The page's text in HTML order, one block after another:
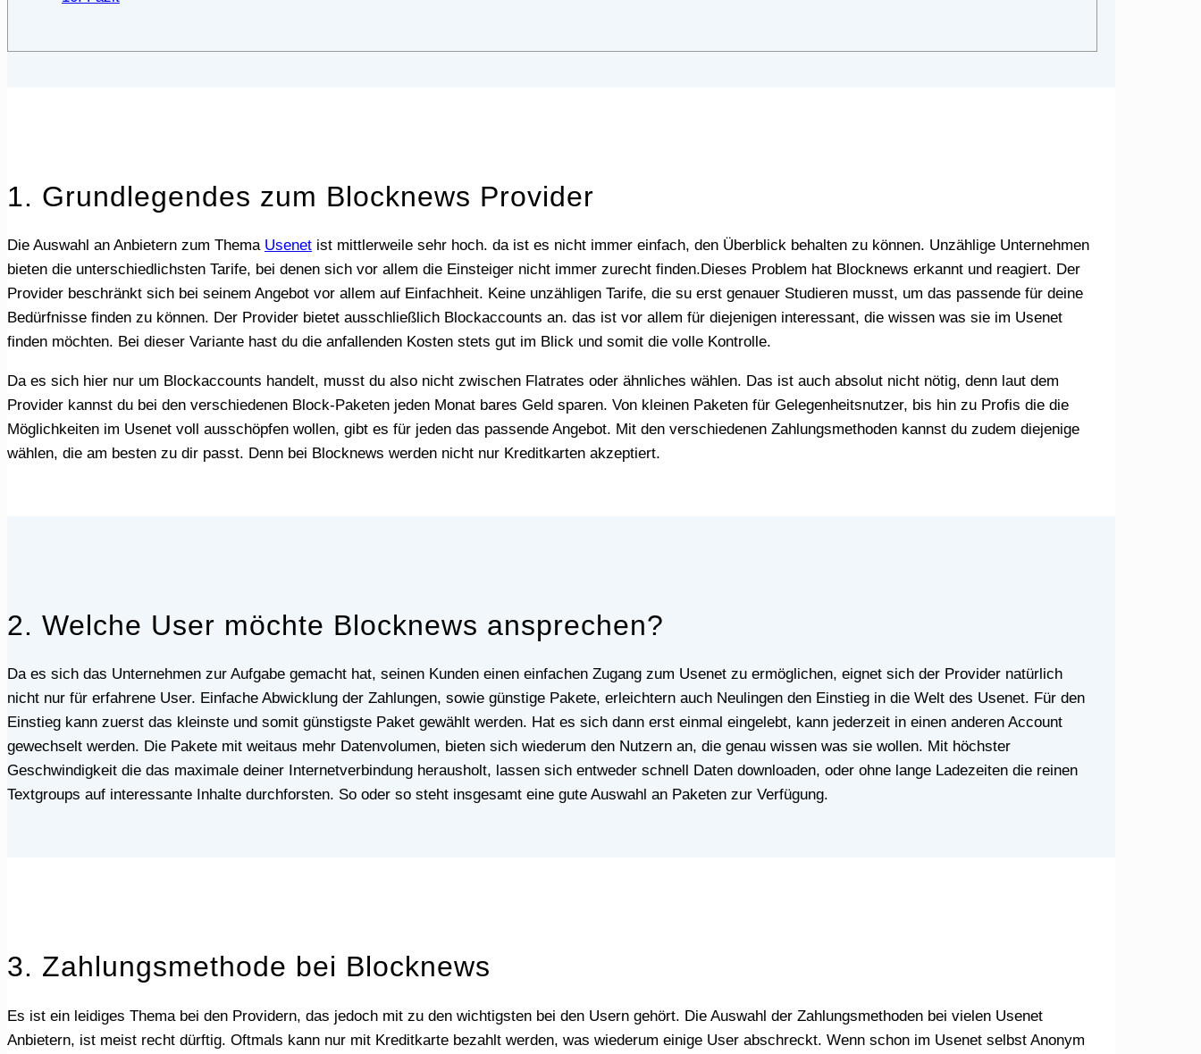
1. Grundlegendes zum Blocknews Provider
Die Auswahl an Anbietern zum Thema Usenet ist mittlerweile sehr hoch. da ist es nicht immer einfach, den Überblick behalten zu können. Unzählige Unternehmen
bieten die unterschiedlichsten Tarife, bei denen sich vor allem die Einsteiger nicht immer zurecht finden.Dieses Problem hat Blocknews erkannt und reagiert. Der
Provider beschränkt sich bei seinem Angebot vor allem auf Einfachheit. Keine unzähligen Tarife, die su erst genauer Studieren musst, um das passende für deine
Bedürfnisse finden zu können. Der Provider bietet ausschließlich Blockaccounts an. das ist vor allem für diejenigen interessant, die wissen was sie im Usenet
finden möchten. Bei dieser Variante hast du die anfallenden Kosten stets gut im Blick und somit die volle Kontrolle.
Da es sich hier nur um Blockaccounts handelt, musst du also nicht zwischen Flatrates oder ähnliches wählen. Das ist auch absolut nicht nötig, denn laut dem
Provider kannst du bei den verschiedenen Block-Paketen jeden Monat bares Geld sparen. Von kleinen Paketen für Gelegenheitsnutzer, bis hin zu Profis die die
Möglichkeiten im Usenet voll ausschöpfen wollen, gibt es für jeden das passende Angebot. Mit den verschiedenen Zahlungsmethoden kannst du zudem diejenige
wählen, die am besten zu dir passt. Denn bei Blocknews werden nicht nur Kreditkarten akzeptiert.
2. Welche User möchte Blocknews ansprechen?
Da es sich das Unternehmen zur Aufgabe gemacht hat, seinen Kunden einen einfachen Zugang zum Usenet zu ermöglichen, eignet sich der Provider natürlich
nicht nur für erfahrene User. Einfache Abwicklung der Zahlungen, sowie günstige Pakete, erleichtern auch Neulingen den Einstieg in die Welt des Usenet. Für den
Einstieg kann zuerst das kleinste und somit günstigste Paket gewählt werden. Hat es sich dann erst einmal eingelebt, kann jederzeit in einen anderen Account
gewechselt werden. Die Pakete mit weitaus mehr Datenvolumen, bieten sich wiederum den Nutzern an, die genau wissen was sie wollen. Mit höchster
Geschwindigkeit die das maximale deiner Internetverbindung herausholt, lassen sich entweder schnell Daten downloaden, oder ohne lange Ladezeiten die reinen
Textgroups auf interessante Inhalte durchforsten. So oder so steht insgesamt eine gute Auswahl an Paketen zur Verfügung.
3. Zahlungsmethode bei Blocknews
Es ist ein leidiges Thema bei den Providern, das jedoch mit zu den wichtigsten bei den Usern gehört. Die Auswahl der Zahlungsmethoden bei vielen Usenet
Anbietern, ist meist recht dürftig. Oftmals kann nur mit Kreditkarte bezahlt werden, was wiederum einige User abschreckt. Wenn schon im Usenet selbst Anonym